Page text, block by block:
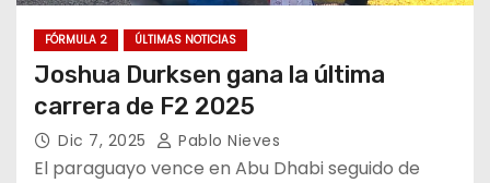
FÓRMULA 2 ÚLTIMAS NOTICIAS
Joshua Durksen gana la última
carrera de F2 2025
Dic 7, 2025 Pablo Nieves
El paraguayo vence en Abu Dhabi seguido de